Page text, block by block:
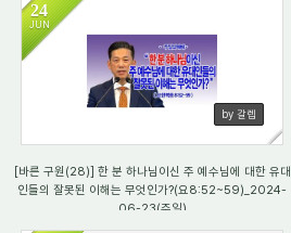
24
JUN
by 갈렙
3021
[바른 구원(28)] 한 분 하나님이신 주 예수님에 대한 유대
인들의 잘못된 이해는 무엇인가?(요8:52~59)_2024-
06-23(주일)